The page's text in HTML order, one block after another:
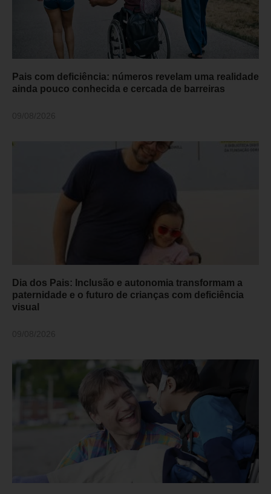
Pais com deficiência: números revelam uma realidade
ainda pouco conhecida e cercada de barreiras
Dia dos Pais: Inclusão e autonomia transformam a
paternidade e o futuro de crianças com deficiência
visual